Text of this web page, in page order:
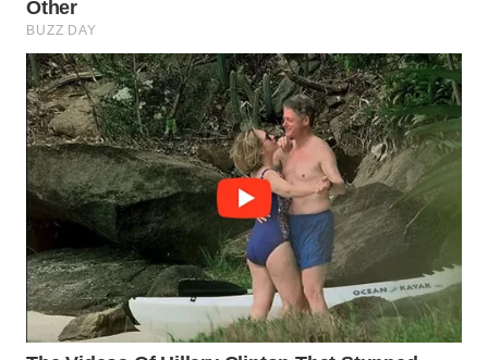
SPORT
WAHANA
UMKM
WAHANA
SELEB
WAHANA
PERSONA
WAHANA
OTOMOTIF